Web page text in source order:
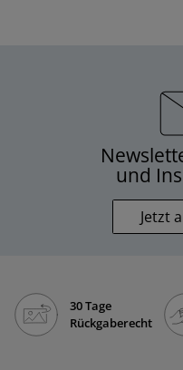
und
Jetzt
30 Tage
Rückgaberecht